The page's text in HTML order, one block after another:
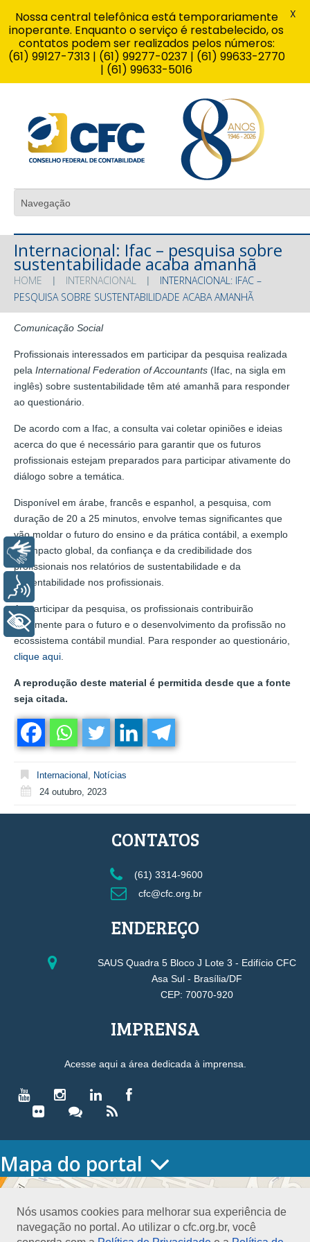
Internacional: Ifac – pesquisa sobre
sustentabilidade acaba amanhã
HOME INTERNACIONAL
INTERNACIONAL: IFAC –
PESQUISA SOBRE SUSTENTABILIDADE ACABA AMANHÃ
Comunicação Social
Profissionais interessados em participar da pesquisa realizada
pela International Federation of Accountants (Ifac, na sigla em
inglês) sobre sustentabilidade têm até amanhã para responder
ao questionário.
De acordo com a Ifac, a consulta vai coletar opiniões e ideias
acerca do que é necessário para garantir que os futuros
profissionais estejam preparados para participar ativamente do
diálogo sobre a temática.
Disponível em árabe, francês e espanhol, a pesquisa, com
duração de 20 a 25 minutos, envolve temas significantes que
vão moldar o futuro do ensino e da prática contábil, a exemplo
do impacto global, da confiança e da credibilidade dos
profissionais nos relatórios de sustentabilidade e da
sustentabilidade nos profissionais.
Ao participar da pesquisa, os profissionais contribuirão
ativamente para o futuro e o desenvolvimento da profissão no
ecossistema contábil mundial. Para responder ao questionário,
clique aqui
A reprodução deste material é permitida desde que a fonte
seja citada.
Internacional
Notícias
24 outubro, 2023
Nós usamos cookies para melhorar sua experiência de
navegação no portal. Ao utilizar o cfc.org.br, você
CONTATOS
(61) 3314-9600
cfc@cfc.org.br
ENDEREÇO
SAUS Quadra 5 Bloco J Lote 3 - Edifício CFC
Asa Sul - Brasília/DF
CEP: 70070-920
IMPRENSA
Acesse aqui a área dedicada à imprensa.
Mapa do portal
HOME
Conselho Diretor
Nossa Sede
Nossa central telefônica está temporariamente
inoperante. Enquanto o serviço é restabelecido, os
contatos podem ser realizados pelos números:
(61) 99127-7313 | (61) 99277-0237 | (61) 99633-2770
| (61) 99633-5016
X
Libras
Voz
+ Acessibilidade